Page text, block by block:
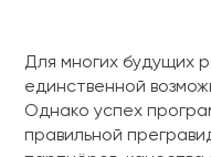
Для многих будущих
единственной
Однако успех
правильной